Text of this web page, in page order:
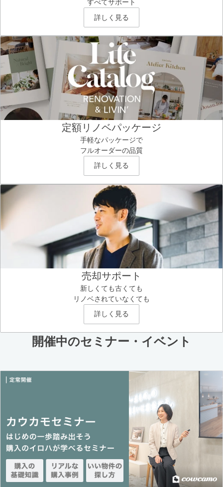
すべてサポート
詳しく見る
定額リノベパッケージ
手軽なパッケージで
フルオーダーの品質
詳しく見る
売却サポート
新しくても古くても
リノベされていなくても
詳しく見る
開催中のセミナー・イベント